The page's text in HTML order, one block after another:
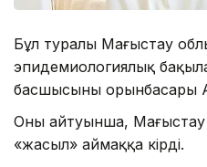
Бұл туралы Маңғыстау
эпидемиологиялық
басшысының орынбасары
Оның айтуынша, Маңғыстау
«жасыл» аймаққа кірді.